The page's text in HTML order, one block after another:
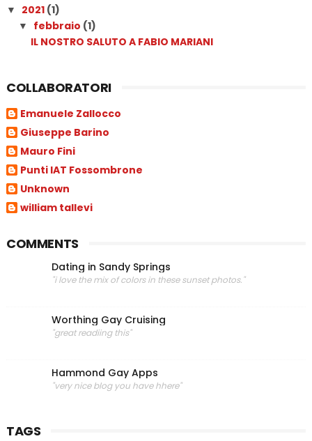
▼ 2021 (1)
▼ febbraio (1)
IL NOSTRO SALUTO A FABIO MARIANI
COLLABORATORI
Emanuele Zallocco
Giuseppe Barino
Mauro Fini
Punti IAT Fossombrone
Unknown
william tallevi
COMMENTS
Dating in Sandy Springs
"i love the mix of colors in these sunset photos."
Worthing Gay Cruising
"great readiing this"
Hammond Gay Apps
"very nice blog you have hhere"
TAGS